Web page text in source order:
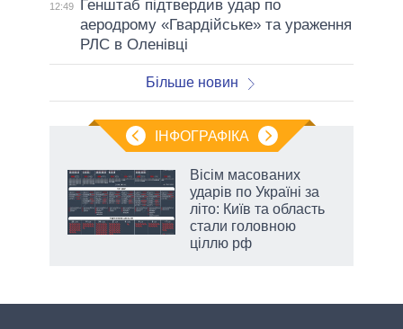
12:49
Генштаб підтвердив удар по
аеродрому «Гвардійське» та ураження
РЛС в Оленівці
Більше новин
ІНФОГРАФІКА
Вісім масованих
ударів по Україні за
літо: Київ та область
стали головною
ціллю рф